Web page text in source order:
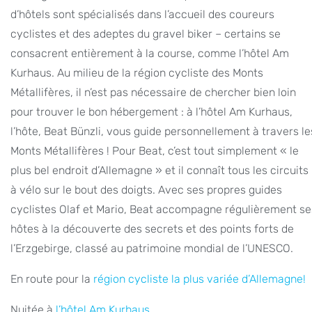
d’hôtels sont spécialisés dans l’accueil des coureurs
cyclistes et des adeptes du gravel biker – certains se
consacrent entièrement à la course, comme l’hôtel Am
Kurhaus. Au milieu de la région cycliste des Monts
Métallifères, il n’est pas nécessaire de chercher bien loin
pour trouver le bon hébergement : à l’hôtel Am Kurhaus,
l’hôte, Beat Bünzli, vous guide personnellement à travers
Monts Métallifères ! Pour Beat, c’est tout simplement « le
plus bel endroit d’Allemagne » et il connaît tous les circuits
à vélo sur le bout des doigts. Avec ses propres guides
cyclistes Olaf et Mario, Beat accompagne régulièrement
hôtes à la découverte des secrets et des points forts de
l’Erzgebirge, classé au patrimoine mondial de l’UNESCO.
En route pour la région cycliste la plus variée d’Allemagne!